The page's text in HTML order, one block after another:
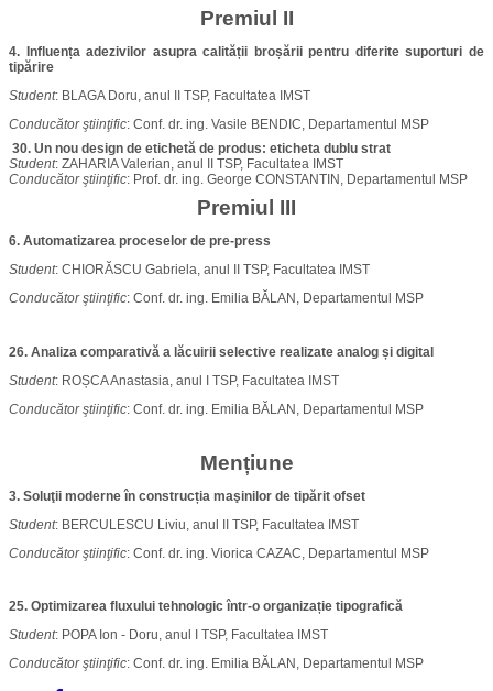
Premiul II
4. Influența adezivilor asupra calității broșării pentru diferite suporturi de
tipărire
Student: BLAGA Doru, anul II TSP, Facultatea IMST
Conducător ştiinţific: Conf. dr. ing. Vasile BENDIC, Departamentul MSP
30. Un nou design de etichetă de produs: eticheta dublu strat
Student: ZAHARIA Valerian, anul II TSP, Facultatea IMST
Conducător ştiinţific: Prof. dr. ing. George CONSTANTIN, Departamentul MSP
Premiul III
6. Automatizarea proceselor de pre-press
Student: CHIORĂSCU Gabriela, anul II TSP, Facultatea IMST
Conducător ştiinţific: Conf. dr. ing. Emilia BĂLAN, Departamentul MSP
26. Analiza comparativă a lăcuirii selective realizate analog și digital
Student: ROȘCA Anastasia, anul I TSP, Facultatea IMST
Conducător ştiinţific: Conf. dr. ing. Emilia BĂLAN, Departamentul MSP
Mențiune
3. Soluţii moderneîn construcția maşinilor de tipărit ofset
Student: BERCULESCU Liviu, anul II TSP, Facultatea IMST
Conducător ştiinţific: Conf. dr. ing. Viorica CAZAC, Departamentul MSP
25. Optimizarea fluxului tehnologic într-o organizație tipografică
Student: POPA Ion - Doru, anul I TSP, Facultatea IMST
Conducător ştiinţific: Conf. dr. ing. Emilia BĂLAN, Departamentul MSP